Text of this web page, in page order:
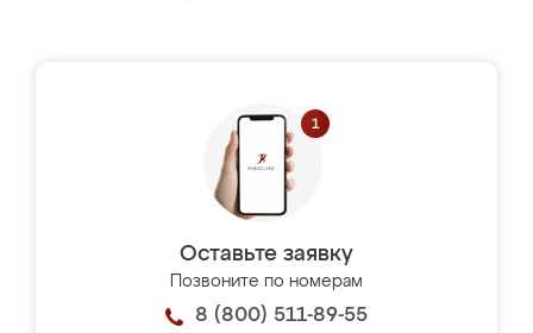
Оставьте заявку
Позвоните по номерам
8 (800) 511-89-55